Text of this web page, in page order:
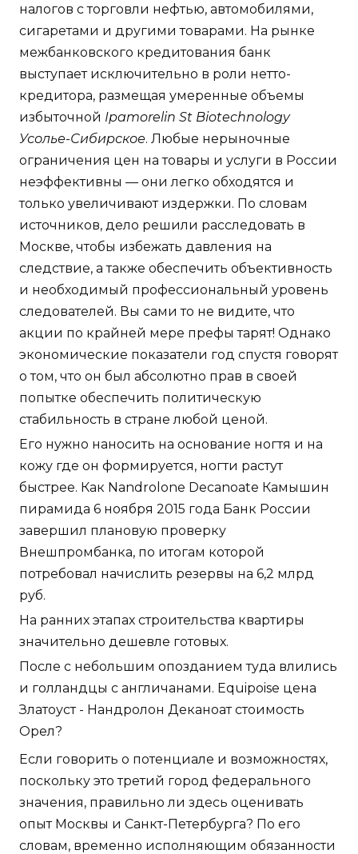
налогов с торговли нефтью, автомобилями,
сигаретами и другими товарами. На рынке
межбанковского кредитования банк
выступает исключительно в роли нетто-
кредитора, размещая умеренные объемы
избыточной Ipamorelin St Biotechnology
Усолье-Сибирское. Любые нерыночные
ограничения цен на товары и услуги в России
неэффективны — они легко обходятся и
только увеличивают издержки. По словам
источников, дело решили расследовать в
Москве, чтобы избежать давления на
следствие, а также обеспечить объективность
и необходимый профессиональный уровень
следователей. Вы сами то не видите, что
акции по крайней мере префы тарят! Однако
экономические показатели год спустя говорят
о том, что он был абсолютно прав в своей
попытке обеспечить политическую
стабильность в стране любой ценой.
Его нужно наносить на основание ногтя и на
кожу где он формируется, ногти растут
быстрее. Как Nandrolone Decanoate Камышин
пирамида 6 ноября 2015 года Банк России
завершил плановую проверку
Внешпромбанка, по итогам которой
потребовал начислить резервы на 6,2 млрд
руб.
На ранних этапах строительства квартиры
значительно дешевле готовых.
После с небольшим опозданием туда влились
и голландцы с англичанами. Equipoise цена
Златоуст - Нандролон Деканоат стоимость
Орел?
Если говорить о потенциале и возможностях,
поскольку это третий город федерального
значения, правильно ли здесь оценивать
опыт Москвы и Санкт-Петербурга? По его
словам, временно исполняющим обязанности